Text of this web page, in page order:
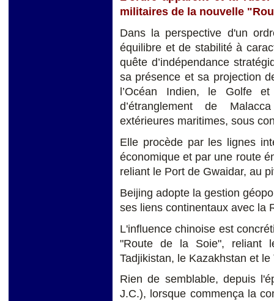
militaires de la nouvelle
Dans la perspective d'un
équilibre et de stabilité à
quête d’indépendance
sa présence et sa projection
l’Océan Indien, le Golfe
d’étranglement de
extérieures maritimes, sous
Elle procède par les lignes
économique et par une route
reliant le Port de Gwaidar, au
Beijing adopte la gestion
ses liens continentaux avec la
L'influence chinoise est
"Route de la Soie", reliant
Tadjikistan, le Kazakhstan et
Rien de semblable, depuis
J.C.), lorsque commença la